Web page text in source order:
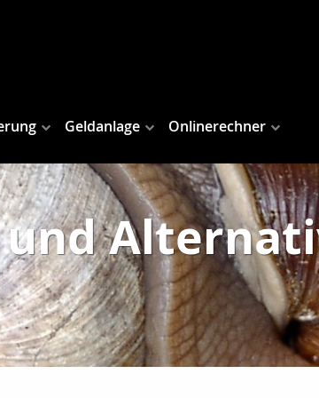
Geldanlage Onlinerechner
und